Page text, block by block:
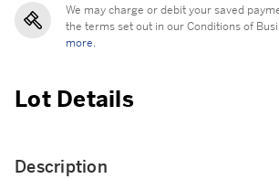
We may charge or debit your saved
the terms set out in our Conditions of
more.
Lot Details
Description